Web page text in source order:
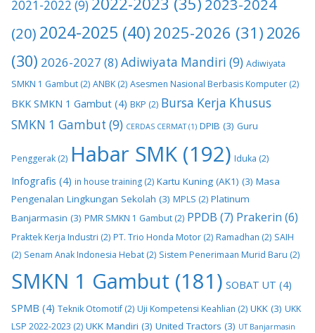
2021-2022 (9)
(20) 2024-2025 (40) 2025-2026 (31) 2026
(30) 2026-2027 (8) Adiwiyata Mandiri (9) Adiwiyata
SMKN 1 Gambut (2) ANBK (2) Asesmen Nasional Berbasis Komputer (2)
BKK SMKN 1 Gambut (4) BKP (2) Bursa Kerja Khusus
SMKN 1 Gambut (9) CERDAS CERMAT(1) DPIB (3) Guru
Penggerak (2) Habar SMK (192) Iduka (2)
Infografis (4) in house training (2) Kartu Kuning (AK1) (3) Masa
Pengenalan Lingkungan Sekolah (3) MPLS (2) Platinum
Banjarmasin (3) PMR SMKN 1 Gambut (2) PPDB (7) Prakerin (6)
Praktek Kerja Industri (2) PT. Trio Honda Motor (2) Ramadhan (2) SAIH
(2) Senam Anak Indonesia Hebat (2) Sistem Penerimaan Murid Baru (2)
SMKN 1 Gambut (181) SOBAT UT (4)
SPMB (4) Teknik Otomotif(2) Uji Kompetensi Keahlian (2) UKK (3) UKK
LSP 2022-2023 (2) UKK Mandiri (3) United Tractors (3) UT Banjarmasin